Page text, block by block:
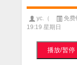
yc.（ 免费
19:19 星期日
播放/暂停